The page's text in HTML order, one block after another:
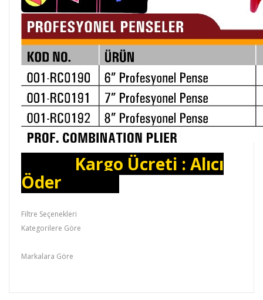
Kargo Ücreti : Alıcı
Öder
Filtre Seçenekleri
Kategorilere Göre
Markalara Göre